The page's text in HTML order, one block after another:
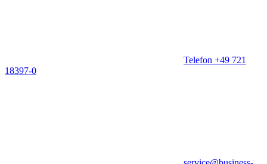
Telefon +49 721
18397-0